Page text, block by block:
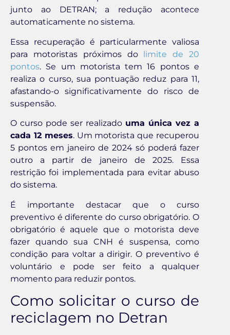
junto ao DETRAN; a redução acontece
automaticamente no sistema.
Essa recuperação é particularmente valiosa
para motoristas próximos do limite de 20
pontos. Se um motorista tem 16 pontos e
realiza o curso, sua pontuação reduz para 11,
afastando-o significativamente do risco de
suspensão.
O curso pode ser realizado uma única vez a
cada 12 meses. Um motorista que recuperou
5 pontos em janeiro de 2024 só poderá fazer
outro a partir de janeiro de 2025. Essa
restrição foi implementada para evitar abuso
do sistema.
É importante destacar que o curso
preventivo é diferente do curso obrigatório. O
obrigatório é aquele que o motorista deve
fazer quando sua CNH é suspensa, como
condição para voltar a dirigir. O preventivo é
voluntário e pode ser feito a qualquer
momento para reduzir pontos.
Como solicitar o curso de
reciclagem no Detran